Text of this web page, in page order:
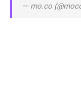
— mo.co